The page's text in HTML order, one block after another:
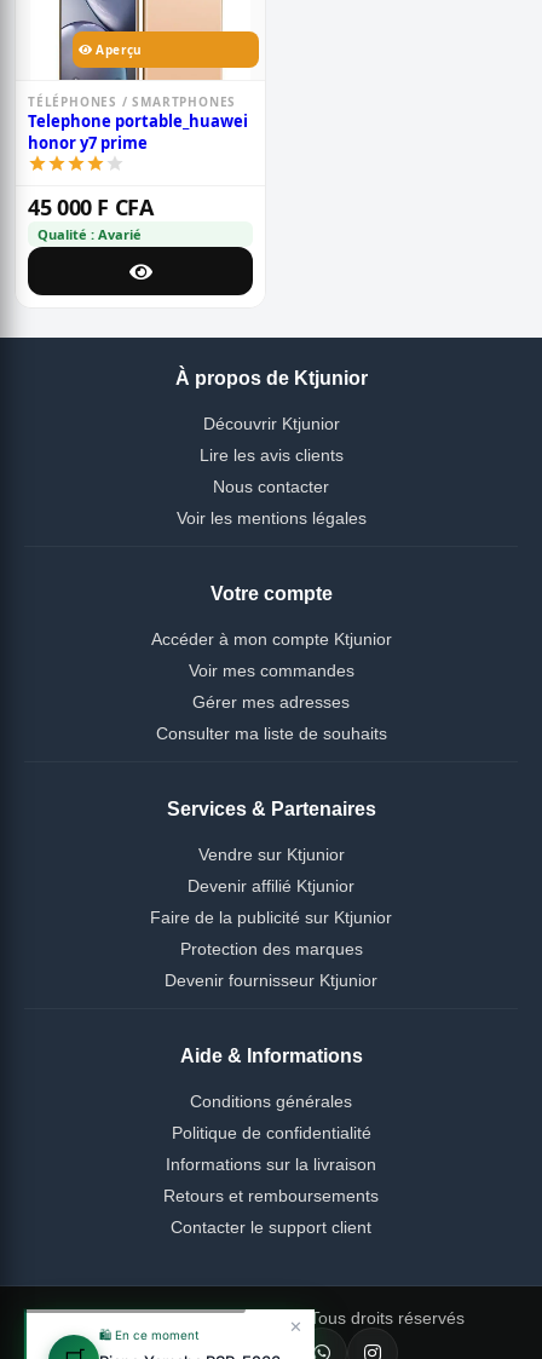
Aperçu
TÉLÉPHONES / SMARTPHONES
Telephone portable_huawei
honor y7 prime
45 000 F CFA
Qualité : Avarié
À propos de Ktjunior
Découvrir Ktjunior
Lire les avis clients
Nous contacter
Voir les mentions légales
Votre compte
Accéder à mon compte Ktjunior
Voir mes commandes
Gérer mes adresses
Consulter ma liste de souhaits
Services & Partenaires
Vendre sur Ktjunior
Devenir affilié Ktjunior
Faire de la publicité sur Ktjunior
Protection des marques
Devenir fournisseur Ktjunior
Aide & Informations
Conditions générales
Politique de confidentialité
Informations sur la livraison
Retours et remboursements
Contacter le support client
© 2026 Ktjunior Cameroun — Tous droits réservés
🛍️ En ce moment ✕